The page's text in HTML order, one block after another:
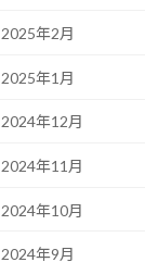
2025年2月
2025年1月
2024年12月
2024年11月
2024年10月
2024年9月